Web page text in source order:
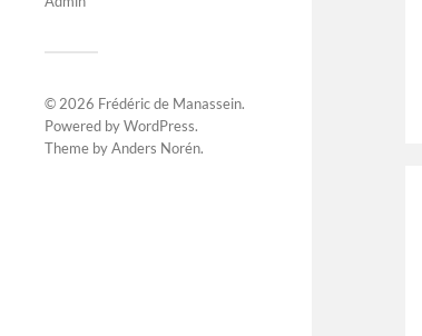
© 2026 Frédéric de Manassein.
Powered byWordPress.
Theme byAnders Norén.